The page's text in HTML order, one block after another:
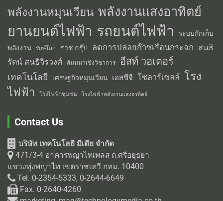
พลังงานหมุนเวียน พลังงานแสงอาทิตย์
ยานยนต์ไฟฟ้า รถยนต์ไฟฟ้า
ระบบกักเก็บ
พลังงาน
รักษ์โลก ราช กรุ๊ป ลดการปล่อยก๊าซเรือนกระจก สนธิ
รัตน์ สนธิจิรวงศ์
สัมมนาเชิงวิชาการ อีสท์ วอเตอร์
เทคโนโลยี เศรษฐกิจหมุนเวียน เอสซีจี โซลาร์เซลล์ โรง
ไฟฟ้า
โรงไฟฟ้าชุมชน โรงไฟฟ้าพลังงานแสงอาทิตย์
Contact Us
บริษัท เทคโนโลยี มีเดีย จำกัด
471/3-4 อาคารพญาไทเพลส ถ.ศรีอยุธยา
แขวงทุ่งพญาไท เขตราชเทวี กทม. 10400
Tel. 0-2354-5333, 0-2644-6649
Fax. 0-2640-4260